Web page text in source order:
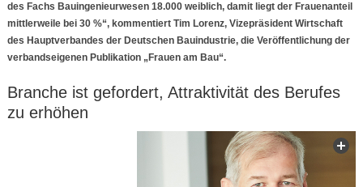
des Fachs Bauingenieurwesen 18.000 weiblich, damit liegt der Frauenanteil
mittlerweile bei 30 %“, kommentiert Tim Lorenz, Vizepräsident Wirtschaft
des Hauptverbandes der Deutschen Bauindustrie, die Veröffentlichung der
verbandseigenen Publikation „Frauen am Bau“.
Branche ist gefordert, Attraktivität des Berufes
zu erhöhen